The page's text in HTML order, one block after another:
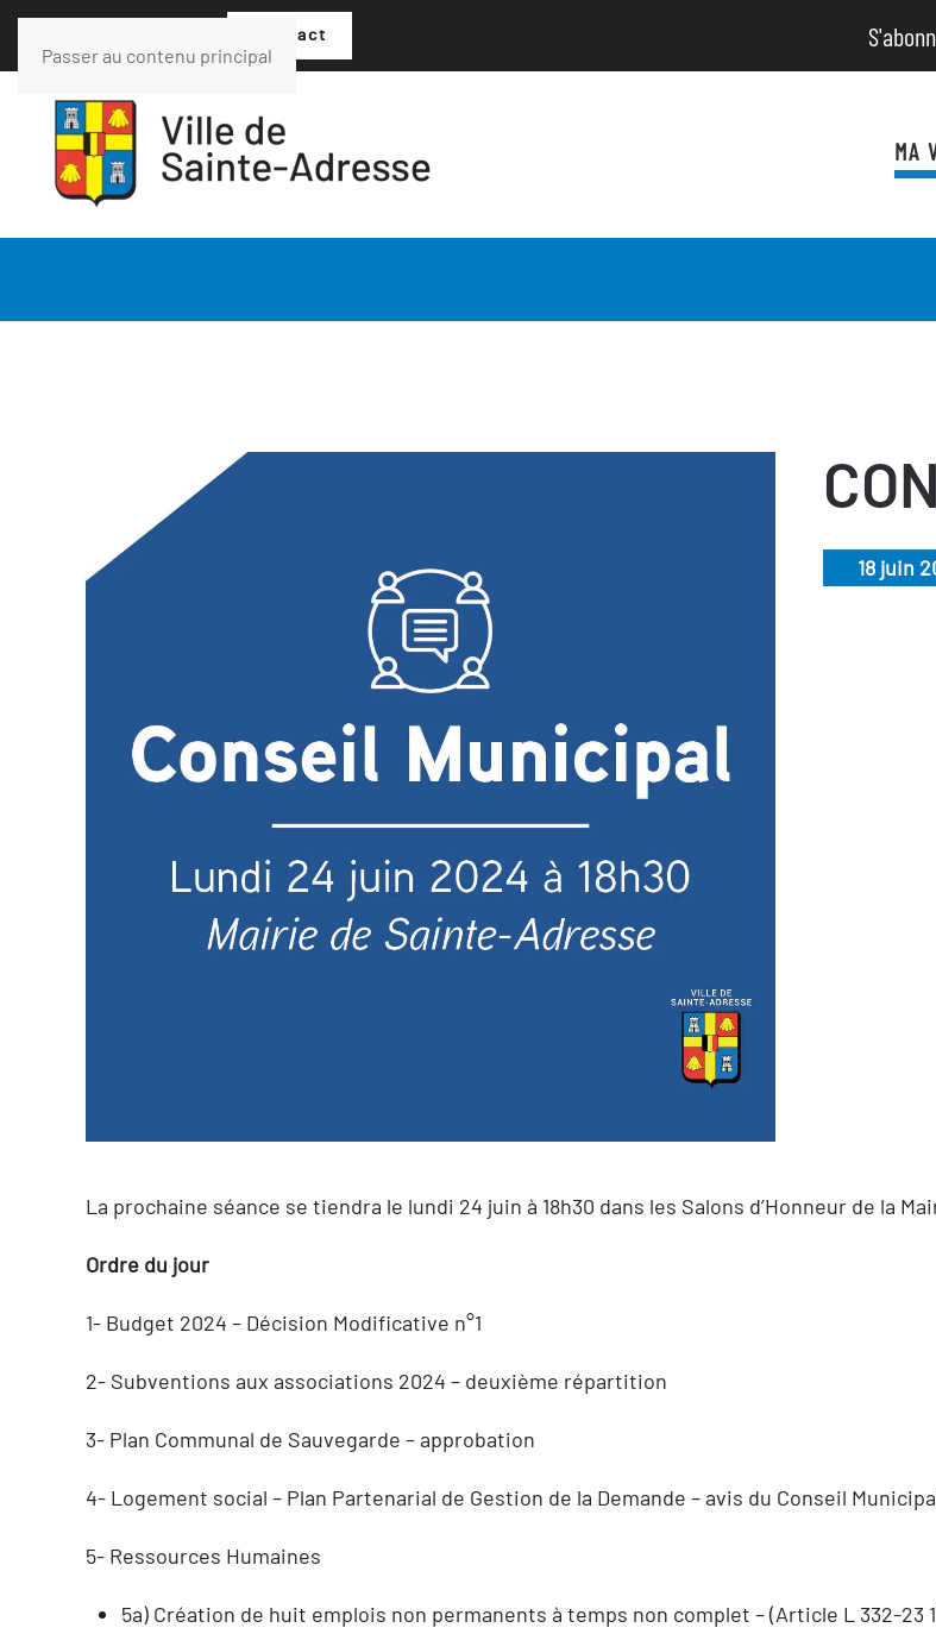
Passer au contenu principal
Contact
MA
18 juin
La prochaine séance se tiendra le lundi 24 juin à 18h30 dans les Salons d’Honneur de la
Ordre du jour
1- Budget 2024 – Décision Modificative n°1
2- Subventions aux associations 2024 – deuxième répartition
3- Plan Communal de Sauvegarde – approbation
4- Logement social – Plan Partenarial de Gestion de la Demande – avis du Conseil
5- Ressources Humaines
5a) Création de huit emplois non permanents à temps non complet – (Article L 332-23